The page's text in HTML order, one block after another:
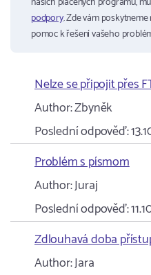
podpory. Zde vám
pomoc k řešení vašeho
Nelze se připojit přes
Author:Zbyněk
Poslední odpověď:
Problém s písmom
Author:Juraj
Poslední odpověď:
Zdlouhavá doba
Author:Jara